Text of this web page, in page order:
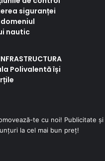
siguranței
nautic
Polivalentă își
te cu noi! Publicitate și
la cel mai bun preț!